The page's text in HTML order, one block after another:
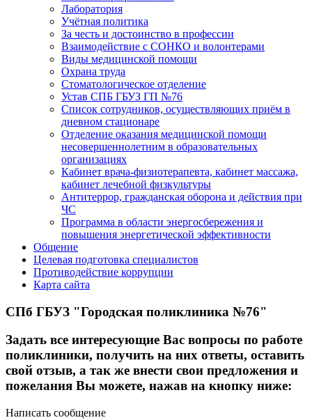
Лаборатория
Учётная политика
За честь и достоинство в профессии
Взаимодействие с СОНКО и волонтерами
Виды медицинской помощи
Охрана труда
Стоматологическое отделение
Устав СПБ ГБУЗ ГП №76
Список сотрудников, осуществляющих приём в
дневном стационаре
Отделение оказания медицинской помощи
несовершеннолетним в образовательных
организациях
Кабинет врача-физиотерапевта, кабинет массажа,
кабинет лечебной физкультуры
Антитеррор, гражданская оборона и действия при
ЧС
Программа в области энергосбережения и
повышения энергетической эффективности
Общение
Целевая подготовка специалистов
Противодействие коррупции
Карта сайта
СПб ГБУЗ "Городская поликлиника №76"
Задать все интересующие Вас вопросы по работе
поликлиники, получить на них ответы, оставить
свой отзыв, а так же внести свои предложения и
пожелания Вы можете, нажав на кнопку ниже:
Написать сообщение